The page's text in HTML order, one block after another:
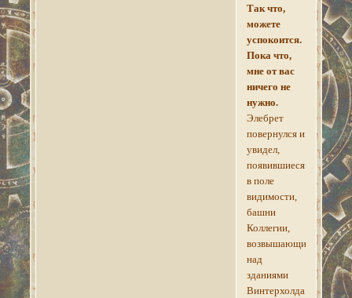
Так что,
можете
успокоится.
Пока что,
мне от вас
ничего не
нужно.
Элебрет
повернулся и
увидел,
появившиеся
в поле
видимости,
башни
Коллегии,
возвышающиеся
над
зданиями
Винтерхолда.